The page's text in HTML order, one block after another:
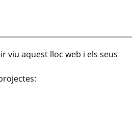
viu aquest lloc web i els seus